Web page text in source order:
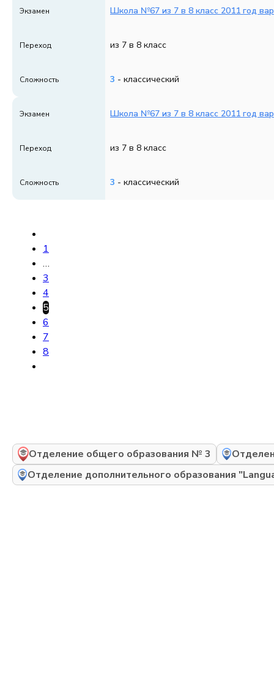
Экзамен Школа №67 из 7 в 8 класс 2011 год
Переход из 7 в 8 класс
Сложность 3 - классический
Экзамен Школа №67 из 7 в 8 класс 2011 год
Переход из 7 в 8 класс
Сложность 3 - классический
1
…
3
4
5
6
7
8
Отделение общего образования № 3
Отделение дополнительного образования